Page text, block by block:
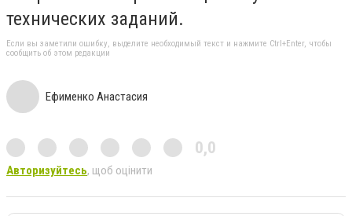
технических заданий.
Если вы заметили ошибку, выделите необходимый текст и нажмите Ctrl+Enter, чтобы
сообщить об этом редакции
Ефименко Анастасия
0,0
Авторизуйтесь, щоб оцінити